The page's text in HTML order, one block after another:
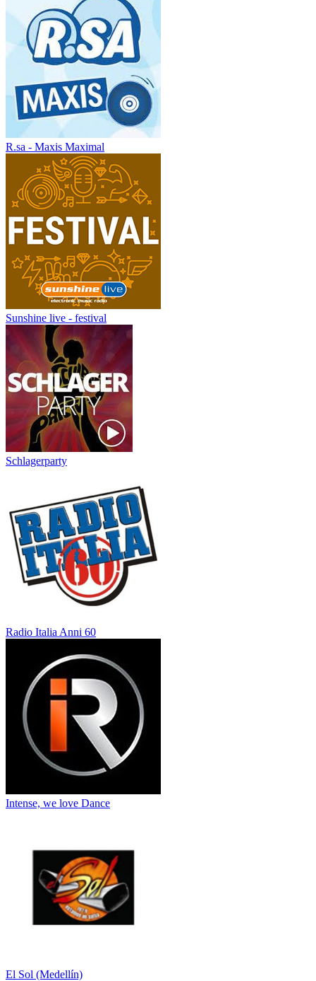
R.sa - Maxis Maximal
Sunshine live - festival
Schlagerparty
Radio Italia Anni 60
Intense, we love Dance
El Sol (Medellín)